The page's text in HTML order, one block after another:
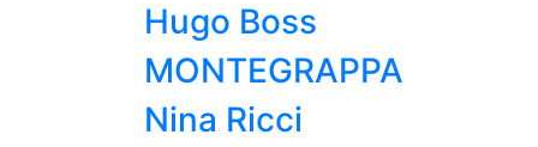
Hugo Boss
MONTEGRAPPA
Nina Ricci